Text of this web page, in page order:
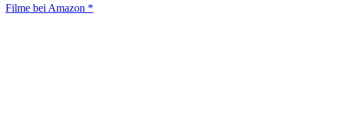
Filme bei Amazon *